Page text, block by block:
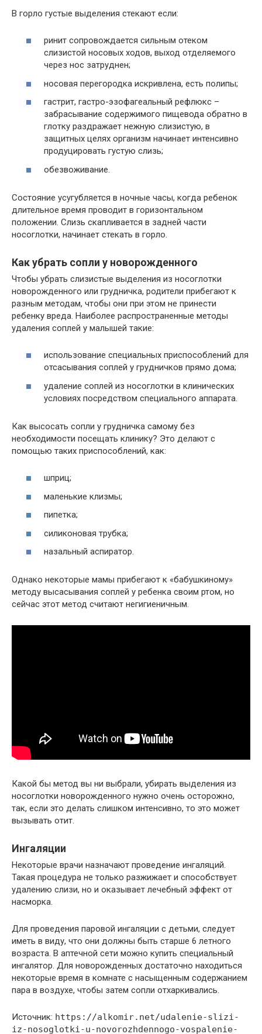
В горло густые выделения стекают если:
ринит сопровождается сильным отеком
слизистой носовых ходов, выход отделяемого
через нос затруднен;
носовая перегородка искривлена, есть полипы;
гастрит, гастро-эзофагеальный рефлюкс –
забрасывание содержимого пищевода обратно в
глотку раздражает нежную слизистую, в
защитных целях организм начинает интенсивно
продуцировать густую слизь;
обезвоживание.
Состояние усугубляется в ночные часы, когда ребенок
длительное время проводит в горизонтальном
положении. Слизь скапливается в задней части
носоглотки, начинает стекать в горло.
Как убрать сопли у новорожденного
Чтобы убрать слизистые выделения из носоглотки
новорожденного или грудничка, родители прибегают к
разным методам, чтобы они при этом не принести
ребенку вреда. Наиболее распространенные методы
удаления соплей у малышей такие:
использование специальных приспособлений для
отсасывания соплей у грудничков прямо дома;
удаление соплей из носоглотки в клинических
условиях посредством специального аппарата.
Как высосать сопли у грудничка самому без
необходимости посещать клинику? Это делают с
помощью таких приспособлений, как:
шприц;
маленькие клизмы;
пипетка;
силиконовая трубка;
назальный аспиратор.
Однако некоторые мамы прибегают к «бабушкиному»
методу высасывания соплей у ребенка своим ртом, но
сейчас этот метод считают негигиеничным.
Какой бы метод вы ни выбрали, убирать выделения из
носоглотки новорожденного нужно очень осторожно,
так, если это делать слишком интенсивно, то это может
вызывать отит.
Ингаляции
Некоторые врачи назначают проведение ингаляций.
Такая процедура не только разжижает и способствует
удалению слизи, но и оказывает лечебный эффект от
насморка.
Для проведения паровой ингаляции с детьми, следует
иметь в виду, что они должны быть старше 6 летного
возраста. В аптечной сети можно купить специальный
ингалятор. Для новорожденных достаточно находиться
некоторые время в комнате с насыщенным содержанием
пара в воздухе, чтобы затем сопли отхаркивались.
Источник: https://alkomir.net/udalenie-slizi-
iz-nosoglotki-u-novorozhdennogo-vospalenie-